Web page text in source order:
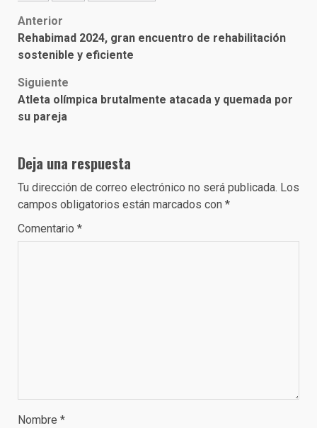
Post
navigation
Anterior
Rehabimad 2024, gran encuentro de rehabilitación
sostenible y eficiente
Siguiente
Atleta olímpica brutalmente atacada y quemada por
su pareja
Deja una respuesta
Tu dirección de correo electrónico no será publicada. Los
campos obligatorios están marcados con *
Comentario *
Nombre *